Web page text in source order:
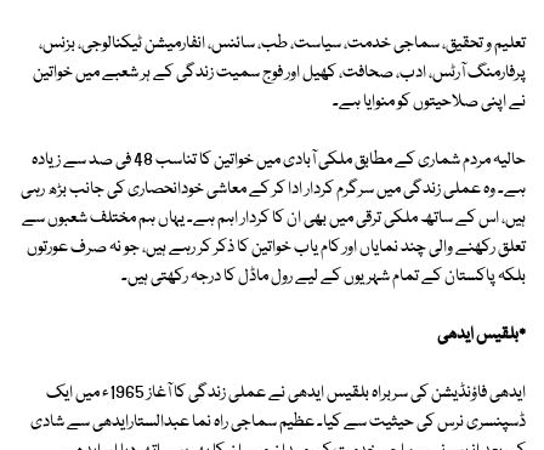
تعلیم و تحقیق، سماجی خدمت، سیاست، طب، سائنس، انفارمیشن ٹیکنالوجی، بزنس،
پرفارمنگ آرٹس، ادب، صحافت، کھیل اور فوج سمیت زندگی کے ہر شعبے میں خواتین
نے اپنی صلاحیتوں کو منوایا ہے۔
حالیہ مردم شماری کے مطابق ملکی آبادی میں خواتین کا تناسب 48 فی صد سے زیادہ
ہے۔ وہ عملی زندگی میں سرگرم کردار ادا کر کے معاشی خودانحصاری کی جانب بڑھ رہی
ہیں، اس کے ساتھ ملکی ترقی میں بھی ان کا کردار اہم ہے۔ یہاں ہم مختلف شعبوں سے
تعلق رکھنے والی چند نمایاں اور کام یاب خواتین کا ذکر کر رہے ہیں، جو نہ صرف عورتوں
بلکہ پاکستان کے تمام شہریوں کے لیے رول ماڈل کا درجہ رکھتی ہیں۔
٭بلقیس ایدھی
ایدھی فاؤنڈیشن کی سربراہ بلقیس ایدھی نے عملی زندگی کا آغاز 1965ء میں ایک
ڈسپنسری نرس کی حیثیت سے کیا۔ عظیم سماجی راہ نما عبدالستارایدھی سے شادی